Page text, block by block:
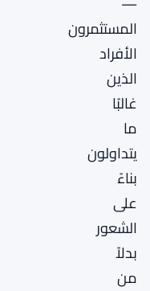
المستثمرون
الأفراد
الذين
غالبًا
ما
يتداولون
بناءً
على
الشعور
بدلاً
من